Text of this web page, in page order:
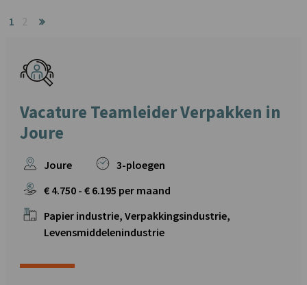
1 2
Vacature Teamleider Verpakken in
Joure
Joure
3-ploegen
€ 4.750 - € 6.195 per maand
Papier industrie, Verpakkingsindustrie,
Levensmiddelenindustrie